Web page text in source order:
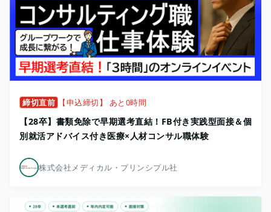
締切直前 【申込締切】 あと0時間
【28卒】書類免除で早期選考直結！FB付き実践型面接＆個
別就活アドバイス付き医療×人材コンサル職体験
株式会社メディカル・プリンシプル社